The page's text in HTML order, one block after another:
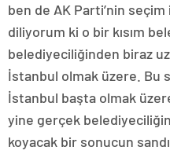
ben de AK Parti’nin
diliyorum ki o bir kısım
belediyeciliğinden biraz
İstanbul olmak üzere. Bu
İstanbul başta olmak
yine gerçek
koyacak bir sonucun